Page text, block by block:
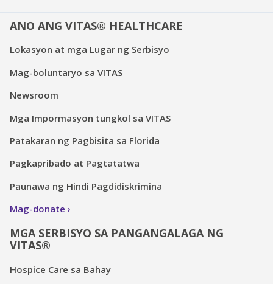
ANO ANG VITAS® HEALTHCARE
Lokasyon at mga Lugar ng Serbisyo
Mag-boluntaryo sa VITAS
Newsroom
Mga Impormasyon tungkol sa VITAS
Patakaran ng Pagbisita sa Florida
Pagkapribado at Pagtatatwa
Paunawa ng Hindi Pagdidiskrimina
Mag-donate
MGA SERBISYO SA PANGANGALAGA NG
VITAS®
Hospice Care sa Bahay